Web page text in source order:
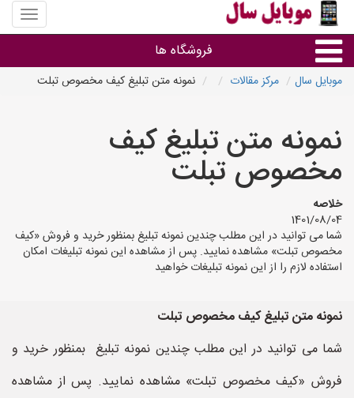
منوی
سایت
سال
فروشگاه ها
سایر گروه ها
موبایل سال مرکز مقالات نمونه متن تبلیغ کیف مخصوص تبلت
نمونه متن تبلیغ کیف
مخصوص تبلت
خلاصه
1401/08/04
شما می توانید در این مطلب چندین نمونه تبلیغ بمنظور خرید و فروش «کیف
مخصوص تبلت» مشاهده نمایید. پس از مشاهده این نمونه تبلیغات امکان
استفاده لازم را از این نمونه تبلیغات خواهید
نمونه متن تبلیغ کیف مخصوص تبلت
شما می توانید در این مطلب چندین نمونه تبلیغ بمنظور خرید و
فروش «کیف مخصوص تبلت» مشاهده نمایید. پس از مشاهده